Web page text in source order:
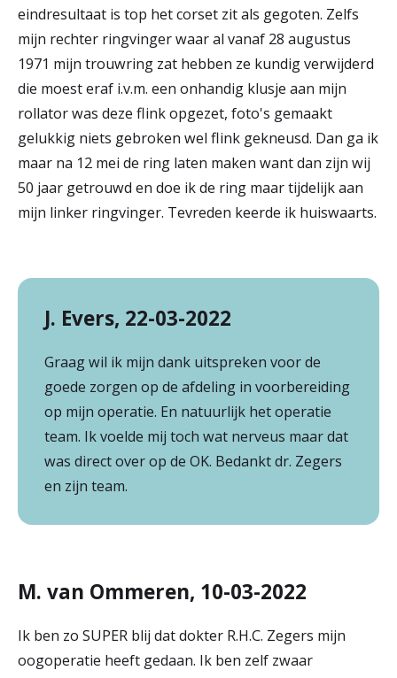
eindresultaat is top het corset zit als gegoten. Zelfs
mijn rechter ringvinger waar al vanaf 28 augustus
1971 mijn trouwring zat hebben ze kundig verwijderd
die moest eraf i.v.m. een onhandig klusje aan mijn
rollator was deze flink opgezet, foto's gemaakt
gelukkig niets gebroken wel flink gekneusd. Dan ga ik
maar na 12 mei de ring laten maken want dan zijn wij
50 jaar getrouwd en doe ik de ring maar tijdelijk aan
mijn linker ringvinger. Tevreden keerde ik huiswaarts.
J. Evers, 22-03-2022
Graag wil ik mijn dank uitspreken voor de
goede zorgen op de afdeling in voorbereiding
op mijn operatie. En natuurlijk het operatie
team. Ik voelde mij toch wat nerveus maar dat
was direct over op de OK. Bedankt dr. Zegers
en zijn team.
M. van Ommeren, 10-03-2022
Ik ben zo SUPER blij dat dokter R.H.C. Zegers mijn
oogoperatie heeft gedaan. Ik ben zelf zwaar